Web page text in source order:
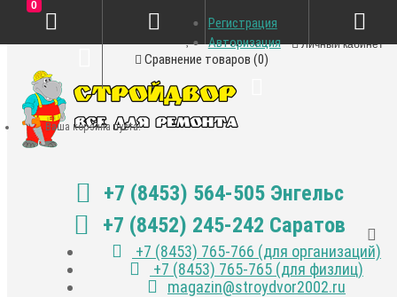
Личный кабинет
Закладки (0)
Сравнение товаров (0)
+7 (8453) 564-505 Энгельс
+7 (8452) 245-242 Саратов
+7 (8453) 765-766 (для организаций)
+7 (8453) 765-765 (для физлиц)
magazin@stroydvor2002.ru
Регистрация
Авторизация
0
Ваша корзина пуста!